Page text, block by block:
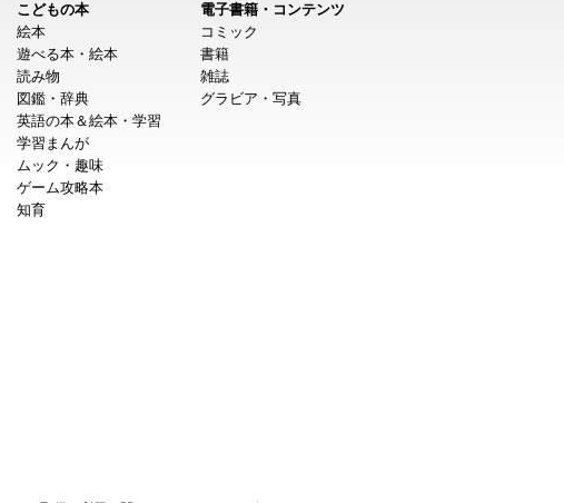
こどもの本
絵本
遊べる本・絵本
読み物
図鑑・辞典
英語の本＆絵本・学習
学習まんが
ムック・趣味
ゲーム攻略本
知育
電子書籍・コンテンツ
コミック
書籍
雑誌
グラビア・写真